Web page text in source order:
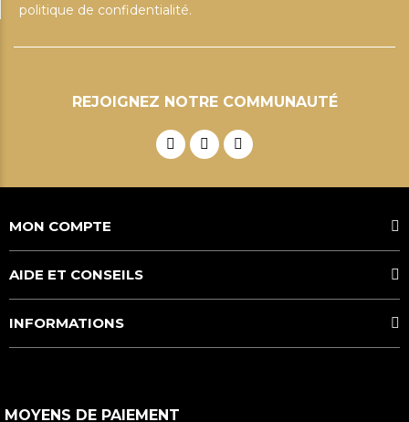
politique de confidentialité.
REJOIGNEZ NOTRE COMMUNAUTÉ
MON COMPTE
AIDE ET CONSEILS
INFORMATIONS
MOYENS DE PAIEMENT